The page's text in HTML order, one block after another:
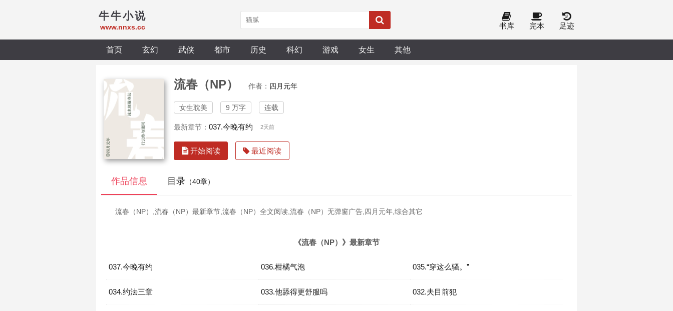
牛牛小说
www.nnxs.cc 书库 完本 足迹
首页 玄幻 武侠 都市 历史 科幻 游戏 女生 其他
流春（NP） 作者： 四月元年
女生耽美 9 万字 连载
最新章节： 037.今晚有约 2天前
开始阅读 最近阅读
作品信息 目录 （40章）
流春（NP）,流春（NP）最新章节,流春（NP）全文阅读,流春（NP）无弹窗广告,四月元年,综合其它
《流春（NP）》最新章节
037.今晚有约 036.柑橘气泡 035.“穿这么骚。”
034.约法三章 033.他舔得更舒服吗 032.夫目前犯